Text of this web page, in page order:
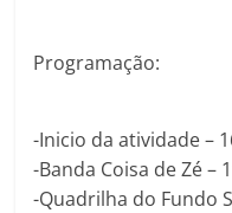
Programação:
-Inicio da atividade –
-Banda Coisa de Zé –
-Quadrilha do Fundo